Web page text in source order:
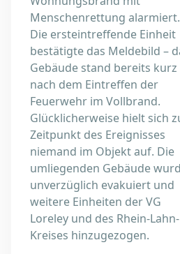
Menschenrettung alarmiert.
Die ersteintreffende Einheit
bestätigte das Meldebild –
Gebäude stand bereits kurz
nach dem Eintreffen der
Feuerwehr im Vollbrand.
Glücklicherweise hielt sich
Zeitpunkt des Ereignisses
niemand im Objekt auf. Die
umliegenden Gebäude
unverzüglich evakuiert und
weitere Einheiten der VG
Loreley und des Rhein-Lahn-
Kreises hinzugezogen.